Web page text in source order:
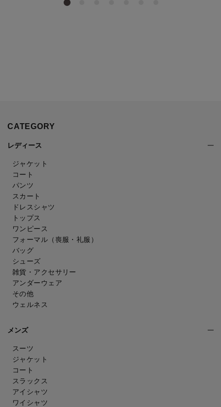
CATEGORY
レディース
ジャケット
コート
パンツ
スカート
ドレスシャツ
トップス
ワンピース
フォーマル（喪服・礼服）
バッグ
シューズ
雑貨・アクセサリー
アンダーウェア
その他
ウェルネス
メンズ
スーツ
ジャケット
コート
スラックス
アイシャツ
ワイシャツ